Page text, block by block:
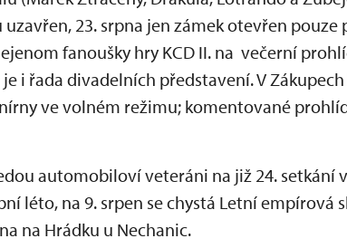
23. srpna jen zámek otevřen pouze
fanoušky hry KCD II. na večerní
i řada divadelních představení. V
ve volném režimu; komentované
automobiloví veteráni na již 24.
léto, na 9. srpen se chystá Letní empírová
na Hrádku u Nechanic.